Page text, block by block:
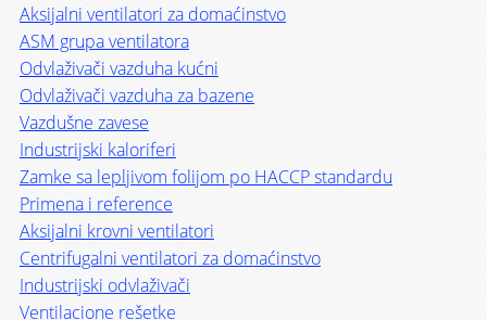
Aksijalni ventilatori za domaćinstvo
ASM grupa ventilatora
Odvlaživači vazduha kućni
Odvlaživači vazduha za bazene
Vazdušne zavese
Industrijski kaloriferi
Zamke sa lepljivom folijom po HACCP standardu
Primena i reference
Aksijalni krovni ventilatori
Centrifugalni ventilatori za domaćinstvo
Industrijski odvlaživači
Ventilacione rešetke